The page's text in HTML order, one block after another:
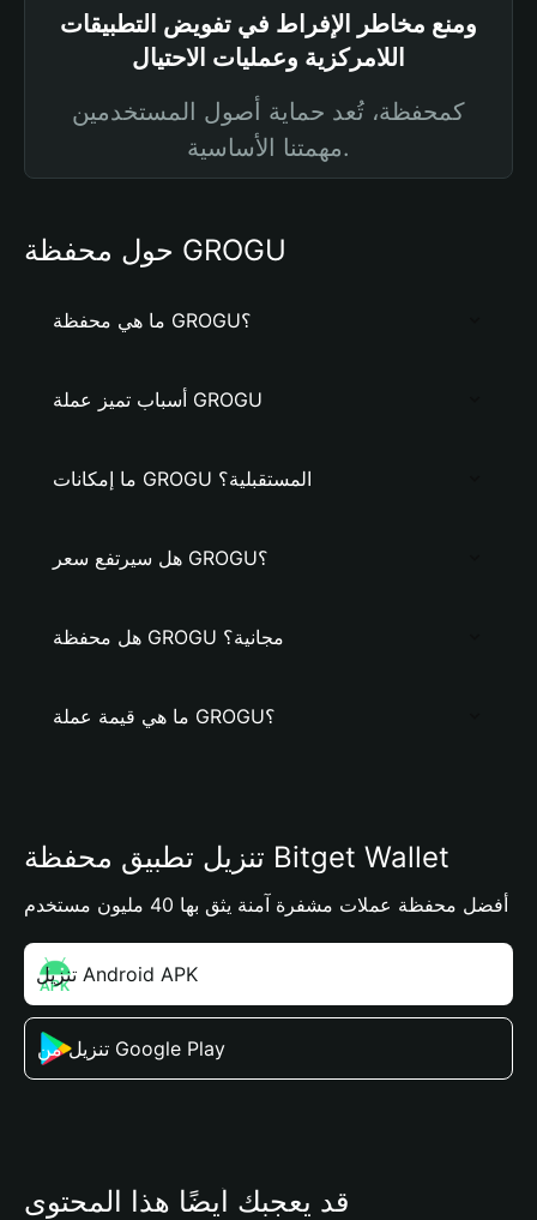
ومنع مخاطر الإفراط في تفويض التطبيقات
اللامركزية وعمليات الاحتيال
كمحفظة، تُعد حماية أصول المستخدمين
مهمتنا الأساسية.
حول محفظة GROGU
ما هي محفظة GROGU؟
أسباب تميز عملة GROGU
ما إمكانات GROGU المستقبلية؟
هل سيرتفع سعر GROGU؟
هل محفظة GROGU مجانية؟
ما هي قيمة عملة GROGU؟
تنزيل تطبيق محفظة Bitget Wallet
أفضل محفظة عملات مشفرة آمنة يثق بها 40 مليون مستخدم
تنزيل Android APK
تنزيل من Google Play
قد يعجبك أيضًا هذا المحتوى